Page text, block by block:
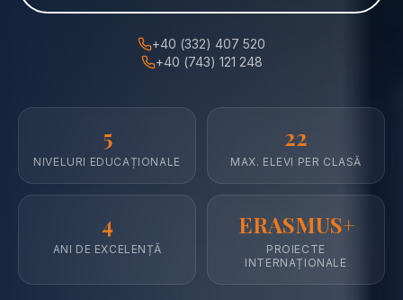
+40 (332) 407 520
+40 (743) 121 248
5
NIVELURI EDUCAȚIONALE
22
MAX. ELEVI PER CLASĂ
4
ANI DE EXCELENȚĂ
ERASMUS+
PROIECTE
INTERNAȚIONALE
Liceul Teoretic Eviss este un liceu privat și o școală